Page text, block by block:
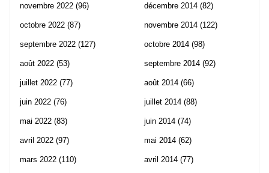
novembre 2022 (96)
octobre 2022 (87)
septembre 2022 (127)
août 2022 (53)
juillet 2022 (77)
juin 2022 (76)
mai 2022 (83)
avril 2022 (97)
mars 2022 (110)
décembre 2014 (82)
novembre 2014 (122)
octobre 2014 (98)
septembre 2014 (92)
août 2014 (66)
juillet 2014 (88)
juin 2014 (74)
mai 2014 (62)
avril 2014 (77)